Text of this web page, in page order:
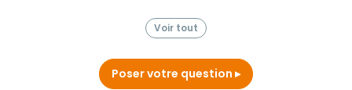
Voir tout
Poser votre question